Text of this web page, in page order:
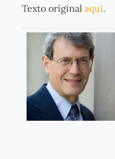
Texto original aqui.